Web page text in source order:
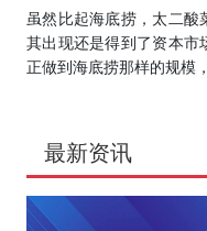
虽然比起海底捞，太二酸
其出现还是得到了资本市
正做到海底捞那样的规
最新资讯